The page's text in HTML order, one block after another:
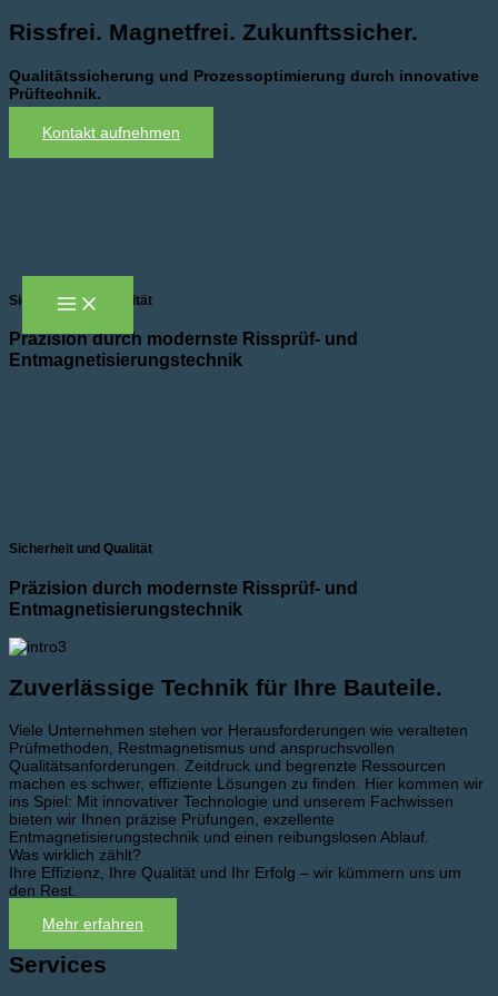
Zum
Inhalt
Rissfrei. Magnetfrei. Zukunftssicher.
Qualitätssicherung und Prozessoptimierung durch innovative
Prüftechnik.
Kontakt aufnehmen
Sicherheit und Qualität
Präzision durch modernste Rissprüf- und
Entmagnetisierungstechnik
Sicherheit und Qualität
Präzision durch modernste Rissprüf- und
Entmagnetisierungstechnik
Zuverlässige Technik für Ihre Bauteile.
Viele Unternehmen stehen vor Herausforderungen wie veralteten
Prüfmethoden, Restmagnetismus und anspruchsvollen
Qualitätsanforderungen. Zeitdruck und begrenzte Ressourcen
machen es schwer, effiziente Lösungen zu finden. Hier kommen wir
ins Spiel: Mit innovativer Technologie und unserem Fachwissen
bieten wir Ihnen präzise Prüfungen, exzellente
Entmagnetisierungstechnik und einen reibungslosen Ablauf.
Was wirklich zählt?
Ihre Effizienz, Ihre Qualität und Ihr Erfolg – wir kümmern uns um
den Rest.
Mehr erfahren
Services